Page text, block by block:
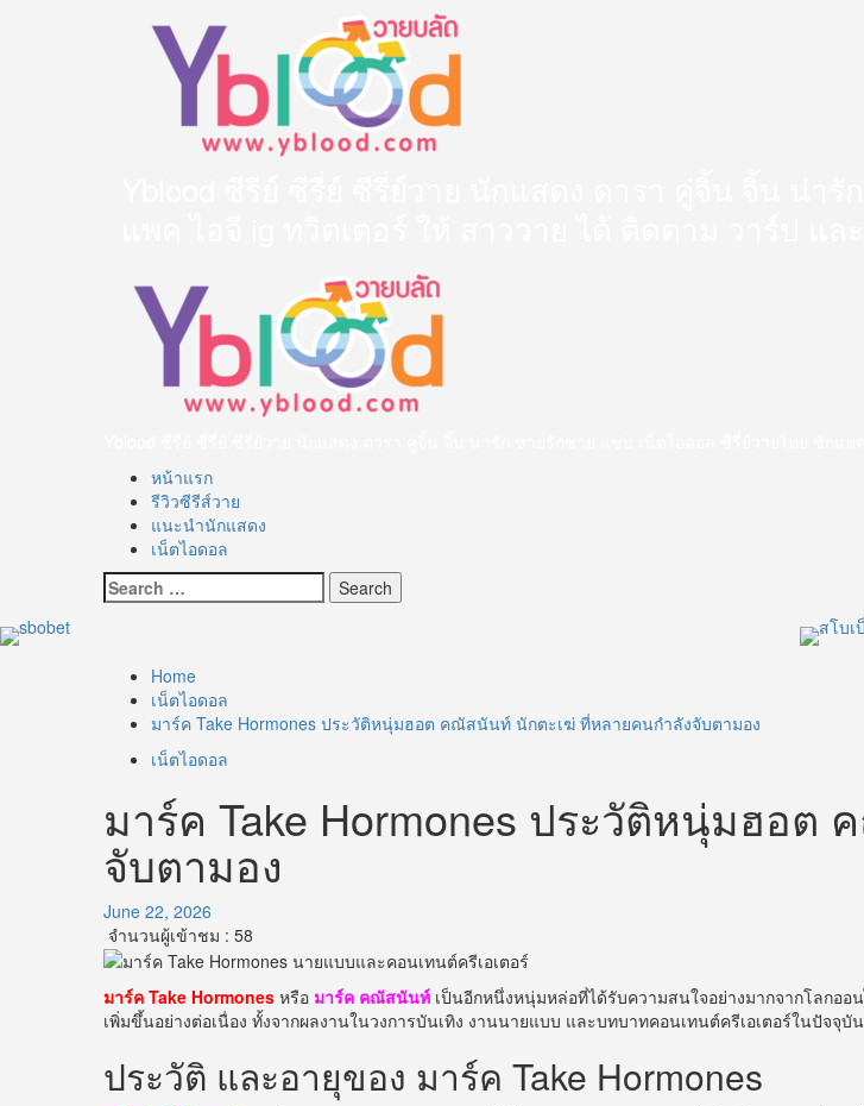
Menu
หน้าแรก
รีวิวซีรีส์วาย
แนะนำนักแสดง
เน็ตไอดอล
Search
for:
Home
เน็ตไอดอล
มาร์ค Take Hormones ประวัติหนุ่มฮอต คณัสนันท์ นักตะเฆ่ ที่หลายคนกำลังจับตามอง
เน็ตไอดอล
มาร์ค Take Hormones ประวัติหนุ่มฮอ
จับตามอง
June 22, 2026
จำนวนผู้เข้าชม : 58
มาร์ค Take Hormones หรือ มาร์ค คณัสนันท์ เป็นอีกหนึ่งหนุ่มหล่อที่ได้รับความสนใจอย่างมากจากโลกอ
เพิ่มขึ้นอย่างต่อเนื่อง ทั้งจากผลงานในวงการบันเทิง งานนายแบบ และบทบาทคอนเทนต์ครีเอเตอร์ในปัจจุบัน
ประวัติ และอายุของ มาร์ค Take Hormones